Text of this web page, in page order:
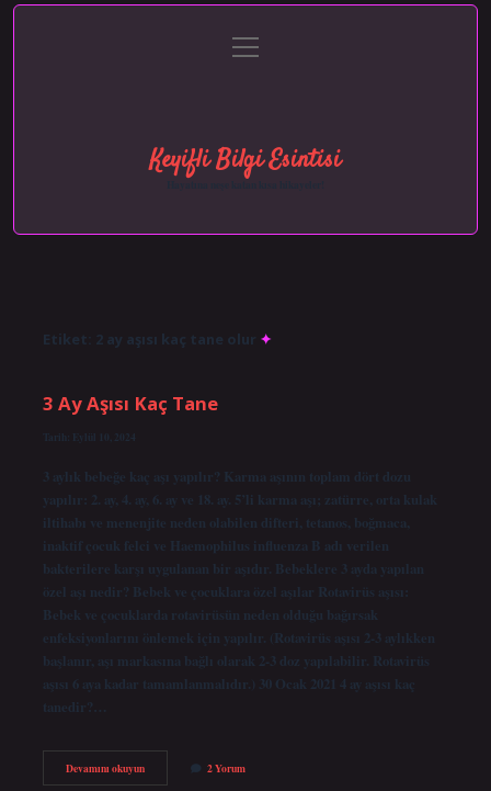
Gizlilik Politikası
menüyü
aç
Keyifli Bilgi Esintisi
Hayatına neşe katan kısa hikayeler!
Etiket: 2 ay aşısı kaç tane olur
3 Ay Aşısı Kaç Tane
Tarih: Eylül 10, 2024
3 aylık bebeğe kaç aşı yapılır? Karma aşının toplam dört dozu
yapılır: 2. ay, 4. ay, 6. ay ve 18. ay. 5’li karma aşı; zatürre, orta kulak
iltihabı ve menenjite neden olabilen difteri, tetanos, boğmaca,
inaktif çocuk felci ve Haemophilus influenza B adı verilen
bakterilere karşı uygulanan bir aşıdır. Bebeklere 3 ayda yapılan
özel aşı nedir? Bebek ve çocuklara özel aşılar Rotavirüs aşısı:
Bebek ve çocuklarda rotavirüsün neden olduğu bağırsak
enfeksiyonlarını önlemek için yapılır. (Rotavirüs aşısı 2-3 aylıkken
başlanır, aşı markasına bağlı olarak 2-3 doz yapılabilir. Rotavirüs
aşısı 6 aya kadar tamamlanmalıdır.) 30 Ocak 2021 4 ay aşısı kaç
tanedir?…
Devamını okuyun3
Ay
2 Yorum